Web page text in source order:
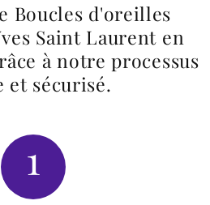
Boucles d'oreilles
Saint Laurent en
à notre processus
et sécurisé.
1